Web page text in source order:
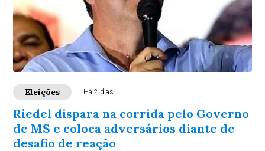
Eleições Há 2 dias
Riedel dispara na corrida pelo Governo
de MS e coloca adversários diante de
desafio de reação